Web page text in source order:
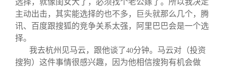
选择，就像闺女大了，必须找个老公嫁了。所以我决定
主动出击，其实能选择的也不多，巨头就那么几个，腾
讯、百度跟搜狐的竞争关系太强，阿里巴巴会是一个选
择。
我去杭州见马云，跟他谈了40分钟。马云对（投资
搜狗）这件事情很感兴趣，因为他相信搜狗有机会做